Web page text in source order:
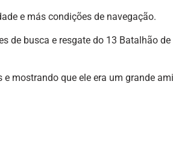
e más condições de navegação.
de busca e resgate do 13 Batalhão de
mostrando que ele era um grande